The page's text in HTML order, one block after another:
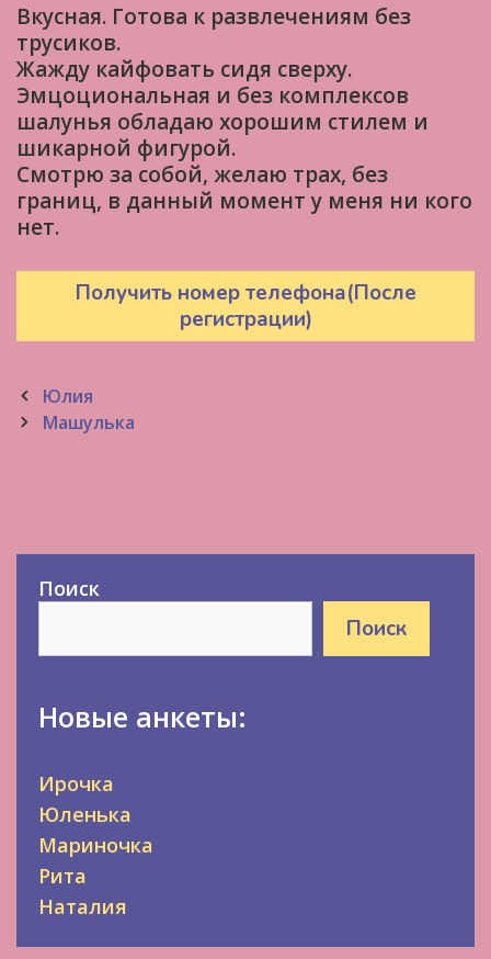
Вкусная. Готова к развлечениям без
трусиков.
Жажду кайфовать сидя сверху.
Эмцоциональная и без комплексов
шалунья обладаю хорошим стилем и
шикарной фигурой.
Смотрю за собой, желаю трах, без
границ, в данный момент у меня ни кого
нет.
Получить номер телефона(После
регистрации)
Post
navigation
Юлия
Машулька
Поиск
Поиск
Новые анкеты:
Ирочка
Юленька
Мариночка
Рита
Наталия